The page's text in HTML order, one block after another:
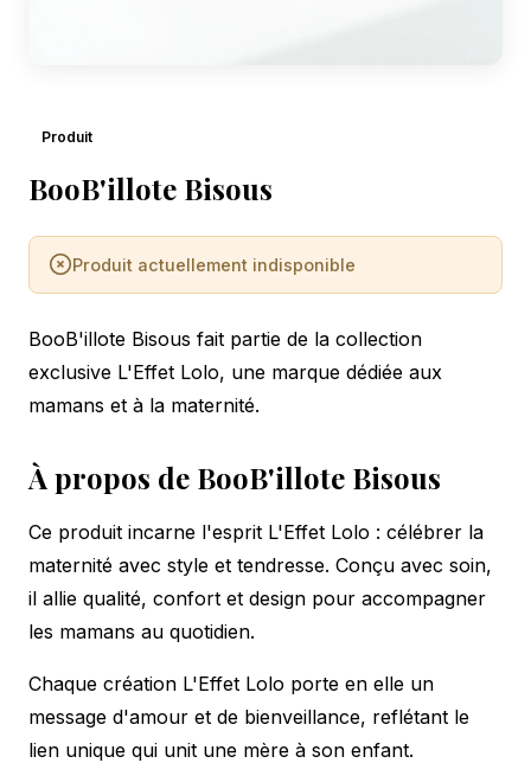
Produit
BooB'illote Bisous
Produit actuellement indisponible
BooB'illote Bisous fait partie de la collection
exclusive L'Effet Lolo, une marque dédiée aux
mamans et à la maternité.
À propos de BooB'illote Bisous
Ce produit incarne l'esprit L'Effet Lolo : célébrer la
maternité avec style et tendresse. Conçu avec soin,
il allie qualité, confort et design pour accompagner
les mamans au quotidien.
Chaque création L'Effet Lolo porte en elle un
message d'amour et de bienveillance, reflétant le
lien unique qui unit une mère à son enfant.